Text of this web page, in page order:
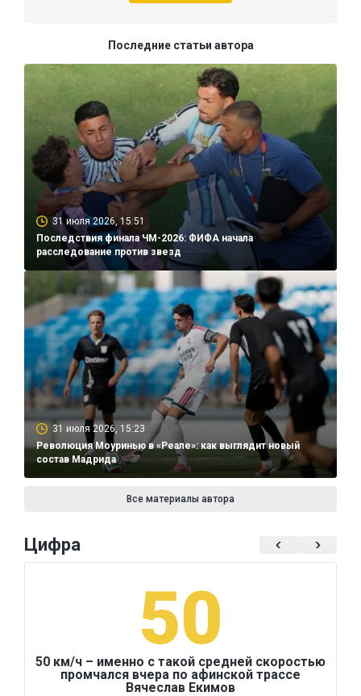
Последние статьи автора
31 июля 2026, 15:51
Последствия финала ЧМ-2026: ФИФА начала
расследование против звезд
31 июля 2026, 15:23
Революция Моуринью в «Реале»: как выглядит новый
состав Мадрида
Все материалы автора
Цифра
50
50 км/ч – именно с такой средней скоростью
промчался вчера по афинской трассе
Вячеслав Екимов